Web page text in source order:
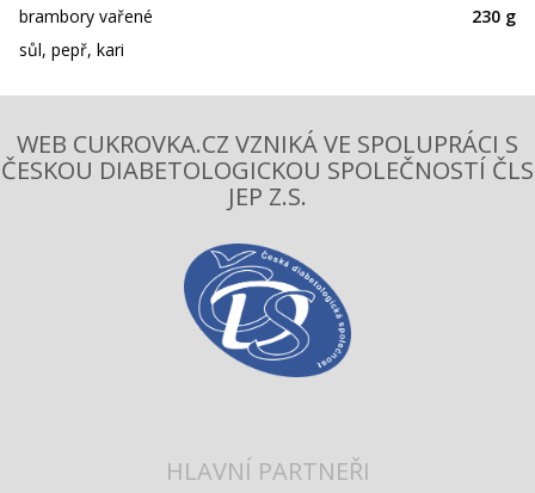
brambory vařené
230 g
sůl, pepř, kari
WEB CUKROVKA.CZ VZNIKÁ VE SPOLUPRÁCI S
ČESKOU DIABETOLOGICKOU SPOLEČNOSTÍ ČLS
JEP Z.S.
HLAVNÍ PARTNEŘI